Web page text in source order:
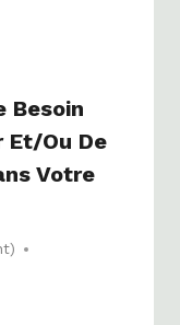
Besoin
Et/ou De
Votre